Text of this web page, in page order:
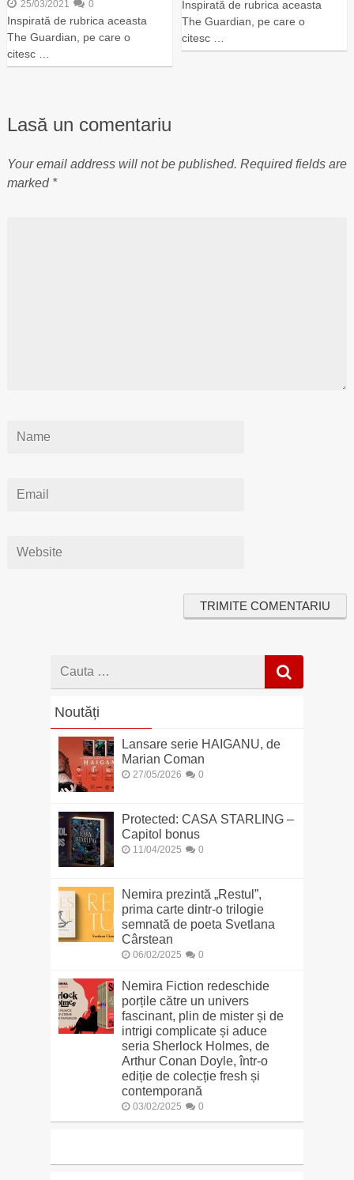
25/03/2021 0
Inspirată de rubrica aceasta
The Guardian, pe care o
citesc …
Inspirată de rubrica aceasta
The Guardian, pe care o
citesc …
Lasă un comentariu
Your email address will not be published. Required fields are
marked *
Cauta
Noutăți
Lansare serie HAIGANU, de
Marian Coman
27/05/2026 0
Protected: CASA STARLING –
Capitol bonus
11/04/2025 0
Nemira prezintă „Restul”,
prima carte dintr-o trilogie
semnată de poeta Svetlana
Cârstean
06/02/2025 0
Nemira Fiction redeschide
porțile către un univers
fascinant, plin de mister și de
intrigi complicate și aduce
seria Sherlock Holmes, de
Arthur Conan Doyle, într-o
ediție de colecție fresh și
contemporană
03/02/2025 0